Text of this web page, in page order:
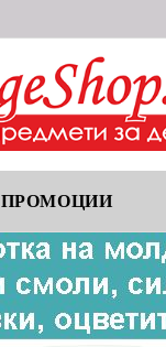
ПРОМОЦИИ